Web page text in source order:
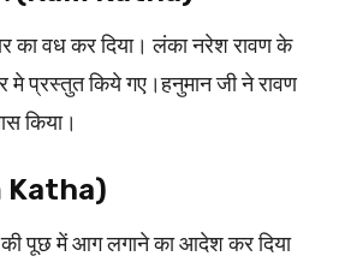
का वध कर दिया। लंका नरेश रावण के
मे प्रस्तुत किये गए।हनुमान जी ने रावण
किया।
Katha)
की पूछ में आग लगाने का आदेश कर दिया